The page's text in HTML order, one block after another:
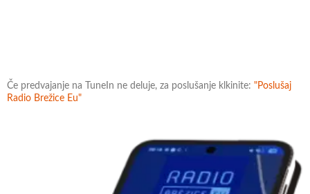
Če predvajanje na TuneIn ne deluje, za poslušanje klkinite: "Poslušaj
Radio Brežice Eu"